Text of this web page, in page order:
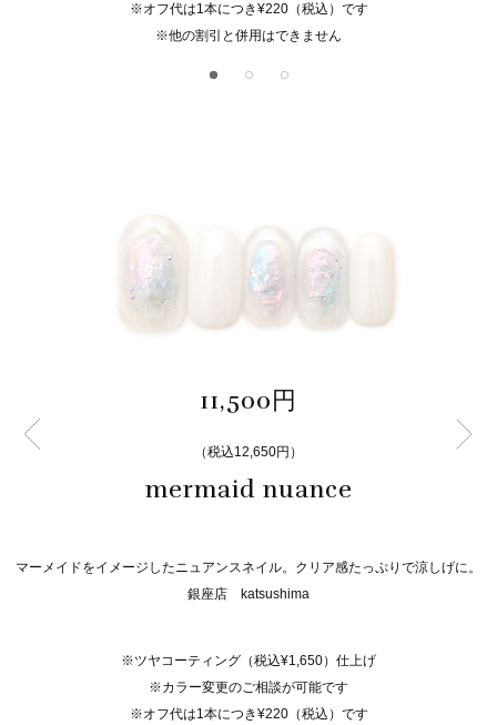
※オフ代は1本につき¥220（税込）です
※他の割引と併用はできません
11,500円
（税込12,650円）
mermaid nuance
マーメイドをイメージしたニュアンスネイル。クリア感たっぷりで涼しげに。
銀座店 katsushima
※ツヤコーティング（税込¥1,650）仕上げ
※カラー変更のご相談が可能です
※オフ代は1本につき¥220（税込）です